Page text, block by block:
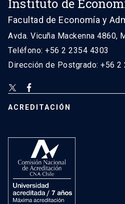
Instituto de
Facultad de Economía y
Avda. Vicuña Mackenna 4860,
Teléfono: +56 2 2354 4303
Dirección de Postgrado: +56 2
ACREDITACIÓN